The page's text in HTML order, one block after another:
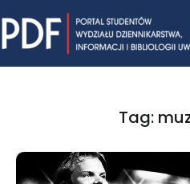
to
content
Tag: